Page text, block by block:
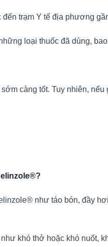
trạm Y tế địa phương
loại thuốc đã dùng,
càng tốt. Tuy nhiên,
như táo bón, đầy
khó thở hoặc khó nuốt,